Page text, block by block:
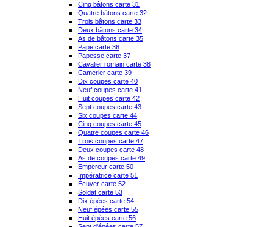
Cinq bâtons carte 31
Quatre bâtons carte 32
Trois bâtons carte 33
Deux bâtons carte 34
As de bâtons carte 35
Pape carte 36
Papesse carte 37
Cavalier romain carte 38
Camerier carte 39
Dix coupes carte 40
Neuf coupes carte 41
Huit coupes carte 42
Sept coupes carte 43
Six coupes carte 44
Cinq coupes carte 45
Quatre coupes carte 46
Trois coupes carte 47
Deux coupes carte 48
As de coupes carte 49
Empereur carte 50
Impératrice carte 51
Écuyer carte 52
Soldat carte 53
Dix épées carte 54
Neuf épées carte 55
Huit épées carte 56